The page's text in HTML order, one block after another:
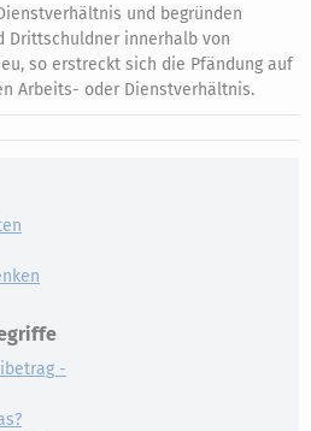
und begründen
Drittschuldner innerhalb von
so erstreckt sich die Pfändung auf
Arbeits- oder Dienstverhältnis.
-